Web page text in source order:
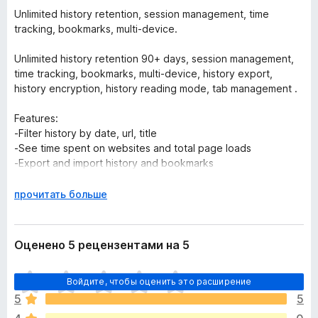
Unlimited history retention, session management, time
tracking, bookmarks, multi-device.
Unlimited history retention 90+ days, session management,
time tracking, bookmarks, multi-device, history export,
history encryption, history reading mode, tab management .
Features:
-Filter history by date, url, title
-See time spent on websites and total page loads
-Export and import history and bookmarks
-Quick access to recent history by pressing extension
-Change accent colors
from popup
-Keep history more then 90 days
-Search history inside popup itself
-Store tabs
Р
з
в
е
и
т
прочитать больше
Оценено 5 рецензентами на 5
Войдите, чтобы оценить это расширение
О
ц
е
5
5